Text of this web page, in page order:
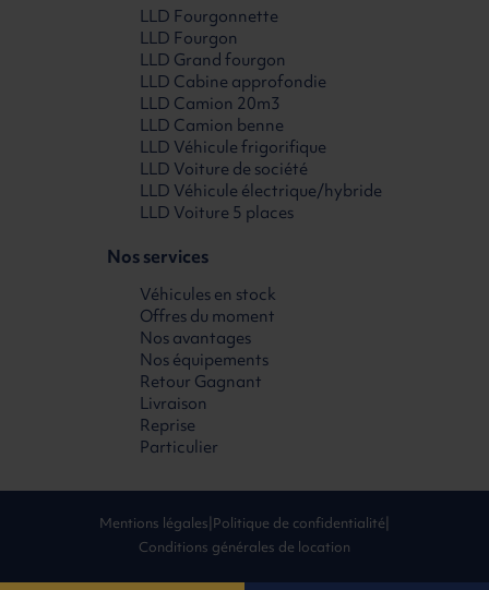
LLD Fourgonnette
LLD Fourgon
LLD Grand fourgon
LLD Cabine approfondie
LLD Camion 20m3
LLD Camion benne
LLD Véhicule frigorifique
LLD Voiture de société
LLD Véhicule électrique/hybride
LLD Voiture 5 places
Nos services
Véhicules en stock
Offres du moment
Nos avantages
Nos équipements
Retour Gagnant
Livraison
Reprise
Particulier
Mentions légales|Politique de confidentialité|
Conditions générales de location